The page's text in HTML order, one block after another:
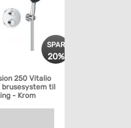
SPAR
20%
250 Vitalio
til
- Krom